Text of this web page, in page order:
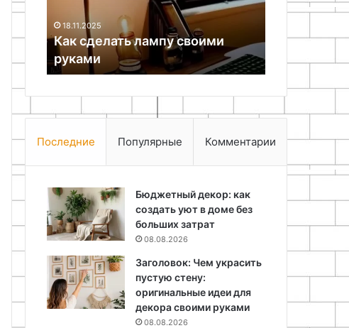
18.11.2025
Как сделать лампу своими
руками
светодиоде
03.05.2026
Последние Популярные Комментарии
Бюджетный декор: как
создать уют в доме без
больших затрат
08.08.2026
Заголовок: Чем украсить
пустую стену:
оригинальные идеи для
декора своими руками
08.08.2026